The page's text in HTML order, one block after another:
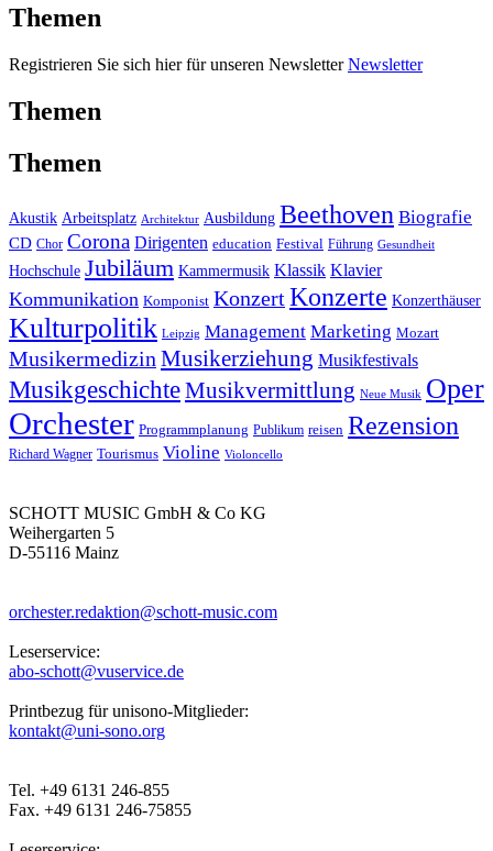
Themen
Registrieren Sie sich hier für unseren NewsletterNewsletter
Themen
Themen
Akustik Arbeitsplatz Architektur Ausbildung Beethoven Biografie
CD Chor Corona Dirigenten education Festival Führung Gesundheit
Hochschule Jubiläum Kammermusik Klassik Klavier
Kommunikation Komponist KonzertKonzerte Konzerthäuser
Kulturpolitik Leipzig Management Marketing Mozart
Musikermedizin Musikerziehung Musikfestivals
MusikgeschichteMusikvermittlung Neue Musik Oper
Orchester Programmplanung Publikum reisen Rezension
Richard Wagner Tourismus Violine Violoncello
SCHOTT MUSIC GmbH & Co KG
Weihergarten 5
D-55116 Mainz
orchester.redaktion@schott-music.com
Leserservice:
abo-schott@vuservice.de
Printbezug für unisono-Mitglieder:
kontakt@uni-sono.org
Tel. +49 6131 246-855
Fax. +49 6131 246-75855